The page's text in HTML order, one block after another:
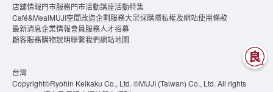
台灣
Copyright©Ryohin Keikaku Co., Ltd. ©MUJI (Taiwan) Co., Ltd. All rights
店舖情報門市服務門市活動講座活動特集
Café&MealMUJI空間改造企劃服務大宗採購隱私權及網站使用條款
最新消息企業情報會員服務人才招募
顧客服務購物說明聯繫我們網站地圖